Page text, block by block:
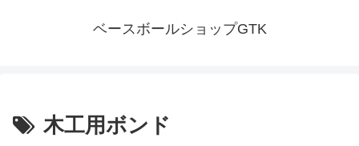
ベースボールショップGTK
木工用ボンド